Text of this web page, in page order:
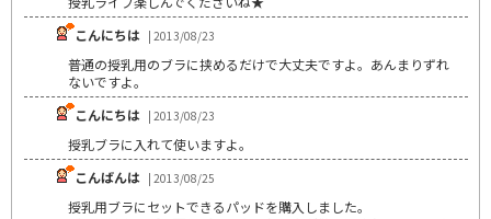
こんにちは | 2013/08/23
普通の授乳用のブラに挟めるだけで大丈夫ですよ。あんまりずれ
ないですよ。
こんにちは | 2013/08/23
授乳ブラに入れて使いますよ。
こんばんは | 2013/08/25
授乳用ブラにセットできるパッドを購入しました。